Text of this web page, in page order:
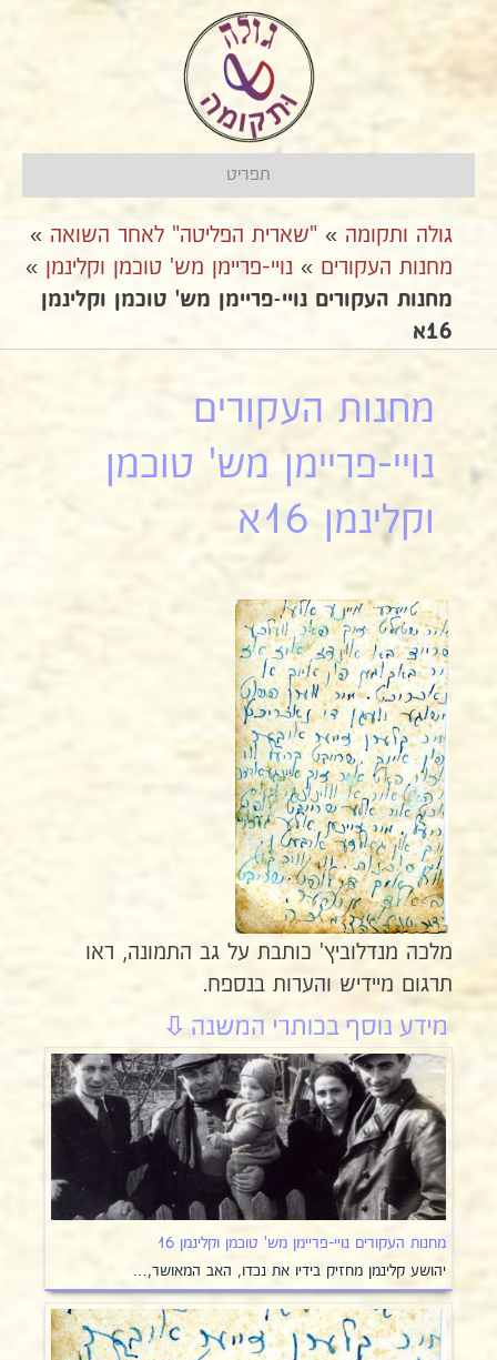
תפריט
גולה ותקומה » "שארית הפליטה" לאחר השואה »
מחנות העקורים » נויי-פריימן מש' טוכמן וקלינמן »
מחנות העקורים נויי-פריימן מש' טוכמן וקלינמן
16א
מחנות העקורים
נויי-פריימן מש' טוכמן
וקלינמן 16א
מלכה מנדלוביץ' כותבת על גב התמונה, ראו
תרגום מיידיש והערות בנספח.
מחנות העקורים נויי-פריימן מש' טוכמן וקלינמן 16
יהושע קלינמן מחזיק בידיו את נכדו, האב המאושר,…